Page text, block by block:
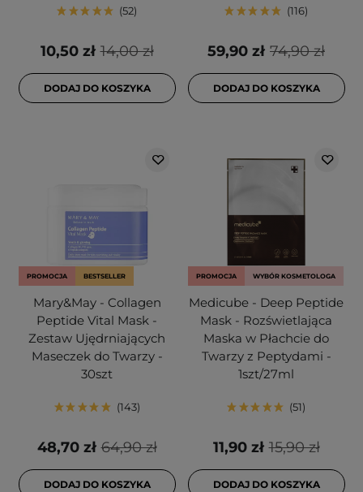
52
14,00 zł
10,50 zł
DODAJ DO KOSZYKA
116
74,90 zł
59,90 zł
DODAJ DO KOSZYKA
PROMOCJA BESTSELLER
Mary&May - Collagen
Peptide Vital Mask -
Zestaw Ujędrniających
Maseczek do Twarzy -
30szt
143
64,90 zł
48,70 zł
DODAJ DO KOSZYKA
PROMOCJA WYBÓR KOSMETOLOGA
Medicube - Deep Peptide
Mask - Rozświetlająca
Maska w Płachcie do
Twarzy z Peptydami -
1szt/27ml
51
15,90 zł
11,90 zł
DODAJ DO KOSZYKA